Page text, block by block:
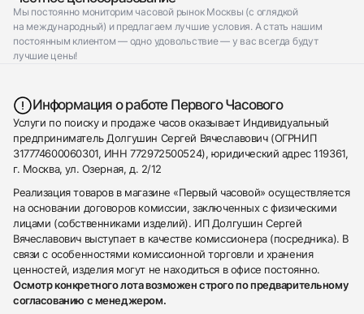
Мы постоянно мониторим часовой рынок Москвы (с оглядкой
на международный) и предлагаем лучшие условия. А стать нашим
постоянным клиентом — одно удовольствие — у вас всегда будут
лучшие цены!
Информация о работе Первого Часового
Услуги по поиску и продаже часов оказывает Индивидуальный
предприниматель Долгушин Сергей Вячеславович (ОГРНИП
317774600060301, ИНН 772972500524), юридический адрес 119361,
г. Москва, ул. Озерная, д. 2/12
Реализация товаров в магазине «Первый часовой» осуществляется
на основании договоров комиссии, заключенных с физическими
лицами (собственниками изделий). ИП Долгушин Сергей
Вячеславович выступает в качестве комиссионера (посредника). В
связи с особенностями комиссионной торговли и хранения
ценностей, изделия могут не находиться в офисе постоянно.
Осмотр конкретного лота возможен строго по предварительному
согласованию с менеджером.